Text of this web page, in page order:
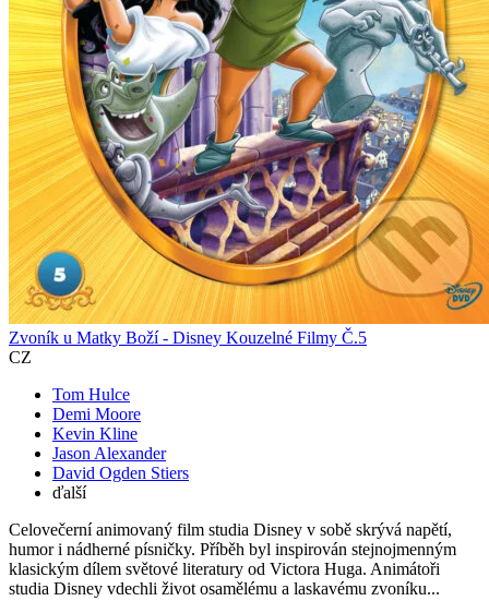
Zvoník u Matky Boží - Disney Kouzelné Filmy Č.5
CZ
Tom Hulce
Demi Moore
Kevin Kline
Jason Alexander
David Ogden Stiers
ďalší
Celovečerní animovaný film studia Disney v sobě skrývá napětí,
humor i nádherné písničky. Příběh byl inspirován stejnojmenným
klasickým dílem světové literatury od Victora Huga. Animátoři
studia Disney vdechli život osamělému a laskavému zvoníku...